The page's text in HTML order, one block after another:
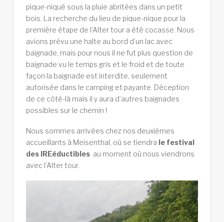
pique-niqué sous la pluie abritées dans un petit
bois. La recherche du lieu de pique-nique pour la
première étape de l’Alter tour a été cocasse. Nous
avions prévu une halte au bord d’un lac avec
baignade, mais pour nous il ne fut plus question de
baignade vu le temps gris et le froid et de toute
façon la baignade est interdite, seulement
autorisée dans le camping et payante. Déception
de ce côté-là mais il y aura d’autres baignades
possibles sur le chemin !
Nous sommes arrivées chez nos deuxièmes
accueillants à Meisenthal, où se tiendra le festival
des IREéductiblesau moment où nous viendrons
avec l’Alter tour.